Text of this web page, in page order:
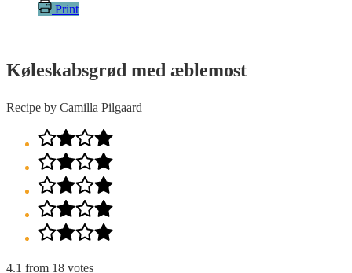
Print
Køleskabsgrød med æblemost
Recipe by Camilla Pilgaard
4.1 from 18 votes